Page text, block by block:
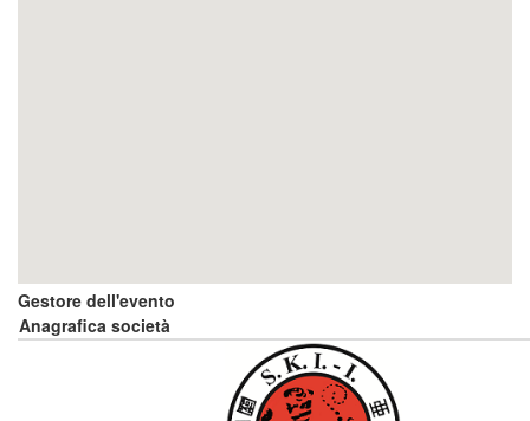
Gestore dell'evento
Anagrafica società